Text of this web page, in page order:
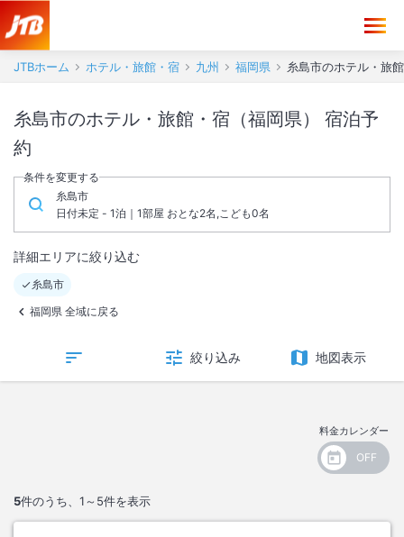
JTBホーム ホテル・旅館・宿 九州 福岡県 糸島市のホテル・旅
糸島市のホテル・旅館・宿（福岡県） 宿泊予
約
条件を変更する
糸島市
日付未定 - 1泊｜1部屋 おとな2名,こども0名
詳細エリアに絞り込む
糸島市
福岡県 全域に戻る
絞り込み 地図表示
料金カレンダー
5件のうち、 1～5件を表示